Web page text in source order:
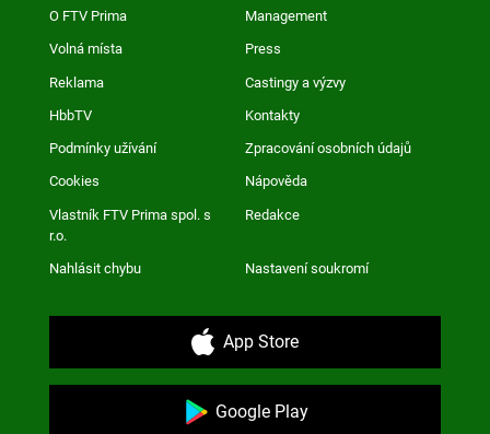
O FTV Prima Management
Volná místa Press
Reklama Castingy a výzvy
HbbTV Kontakty
Podmínky užívání Zpracování osobních údajů
Cookies Nápověda
Vlastník FTV Prima spol. s
r.o.
Redakce
Nahlásit chybu Nastavení soukromí
App Store
Google Play